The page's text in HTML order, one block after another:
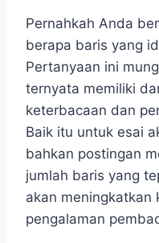
Pernahkah Anda
berapa baris yang
Pertanyaan ini
ternyata memiliki
keterbacaan dan
Baik itu untuk esai
bahkan postingan
jumlah baris yang
akan meningkatkan
pengalaman